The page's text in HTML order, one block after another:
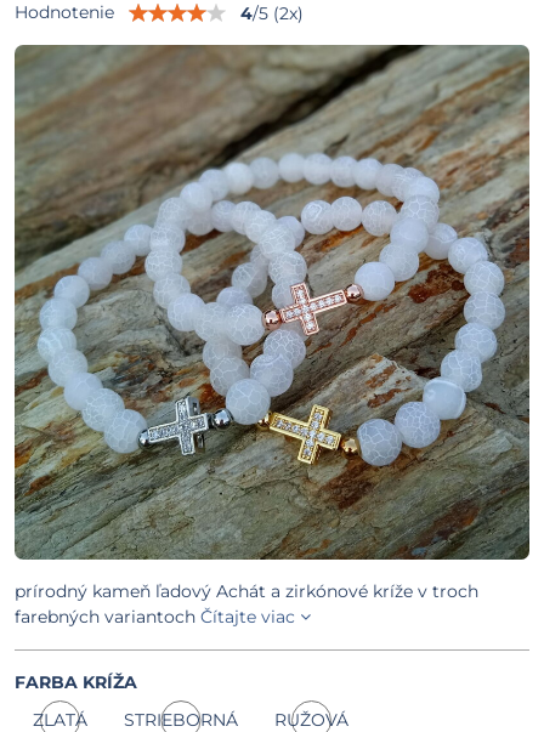
Hodnotenie 4/5 (2x)
prírodný kameň ľadový Achát a zirkónové kríže v troch
farebných variantoch Čítajte viac
FARBA KRÍŽA
ZLATÁ
STRIEBORNÁ
RUŽOVÁ